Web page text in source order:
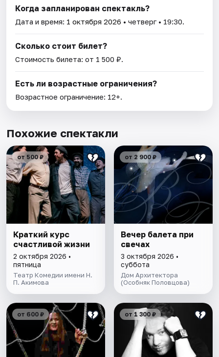
Когда запланирован спектакль?
Дата и время: 1 октября 2026 • четверг • 19:30.
Сколько стоит билет?
Стоимость билета: от 1 500 ₽.
Есть ли возрастные ограничения?
Возрастное ограничение: 12+.
Похожие спектакли
от 500 ₽
Краткий курс
счастливой жизни
2 октября 2026 •
пятница
Театр Комедии имени Н.
П. Акимова
от 2 900 ₽
Вечер балета при
свечах
3 октября 2026 •
суббота
Дом Архитектора
(Особняк Половцова)
от 600 ₽ от 1 300 ₽